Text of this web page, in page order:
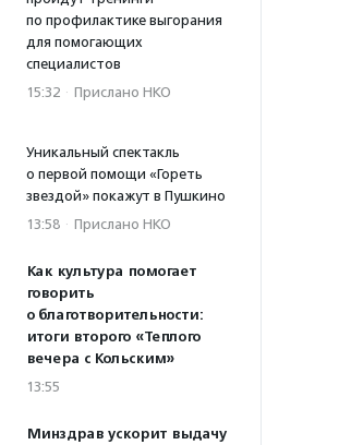
по профилактике выгорания
для помогающих
специалистов
15:32 · Прислано НКО
Уникальный спектакль
о первой помощи «Гореть
звездой» покажут в Пушкино
13:58 · Прислано НКО
Как культура помогает
говорить
о благотворительности:
итоги второго «Теплого
вечера с Кольским»
13:55
Минздрав ускорит выдачу